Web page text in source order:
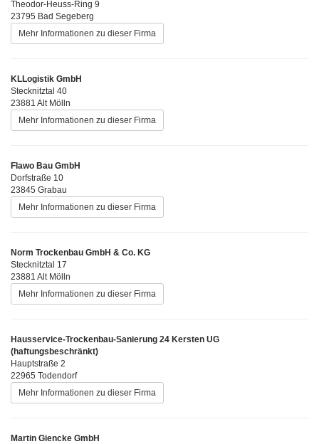
Theodor-Heuss-Ring 9
23795 Bad Segeberg
Mehr Informationen zu dieser Firma
KLLogistik GmbH
Stecknitztal 40
23881 Alt Mölln
Mehr Informationen zu dieser Firma
Flawo Bau GmbH
Dorfstraße 10
23845 Grabau
Mehr Informationen zu dieser Firma
Norm Trockenbau GmbH & Co. KG
Stecknitztal 17
23881 Alt Mölln
Mehr Informationen zu dieser Firma
Hausservice-Trockenbau-Sanierung 24 Kersten UG
(haftungsbeschränkt)
Hauptstraße 2
22965 Todendorf
Mehr Informationen zu dieser Firma
Martin Giencke GmbH